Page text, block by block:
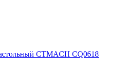
CTMACH CQ0618